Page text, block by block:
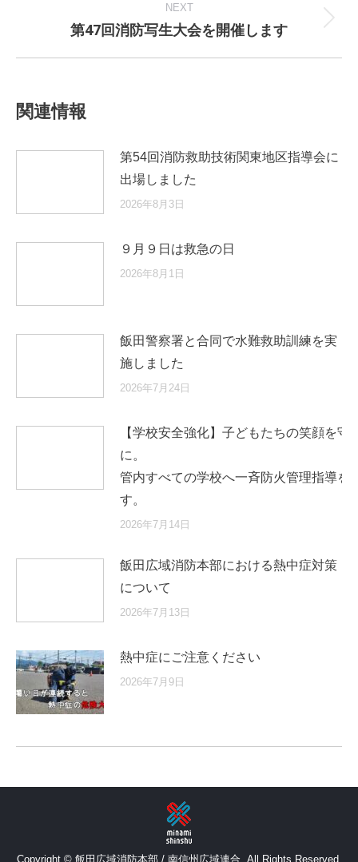
NEXT
Next
第47回消防写生大会を開催します
関連情報
第54回消防救助技術関東地区指導会に
出場しました
2026年8月3日
９月９日は救急の日
2026年8月1日
飯田警察署と合同で水難救助訓練を実
施しました
2026年7月24日
【学校安全強化】子どもたちの笑顔を守
に
管内すべての学校へ一斉防火管理指導を
す。
2026年7月14日
飯田広域消防本部における熱中症対策
について
2026年7月13日
熱中症にご注意ください
2026年7月9日
Copyright © 飯田広域消防本部 / 南信州広域連合. All Rights Reserved.